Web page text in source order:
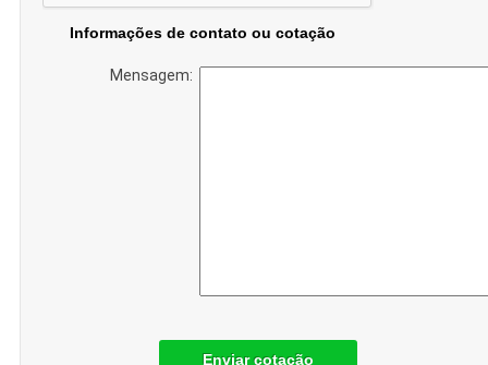
Informações de contato ou cotação
Mensagem:
Enviar cotação